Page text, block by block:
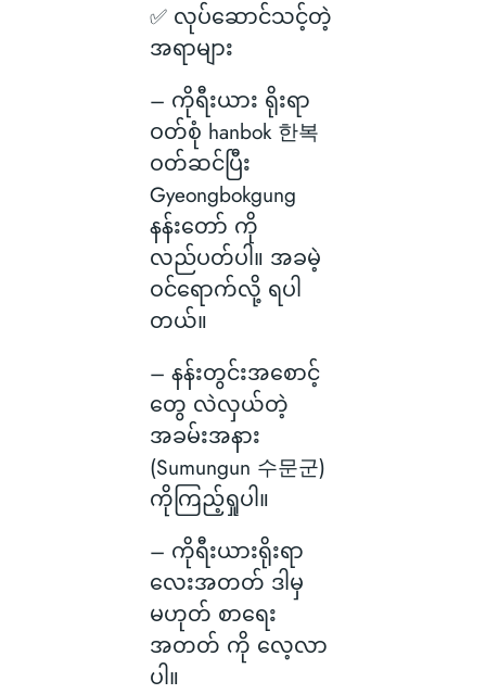
✅ လုပ်ဆောင်သင့်တဲ့
အရာများ
– ကိုရီးယား ရိုးရာ
ဝတ်စုံ hanbok 한복
ဝတ်ဆင်ပြီး
Gyeongbokgung
နန်းတော် ကို
လည်ပတ်ပါ။ အခမဲ့
ဝင်ရောက်လို့ ရပါ
တယ်။
– နန်းတွင်းအစောင့်
တွေ လဲလှယ်တဲ့
အခမ်းအနား
(Sumungun 수문군)
ကိုကြည့်ရှုပါ။
– ကိုရီးယားရိုးရာ
လေးအတတ် ဒါမှ
မဟုတ် စာရေး
အတတ် ကို လေ့လာ
ပါ။